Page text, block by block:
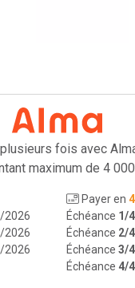
fois avec
maximum de 4
2026
2026
2026
Payer en
Échéance 1/4
Échéance 2/4
Échéance 3/4
Échéance 4/4